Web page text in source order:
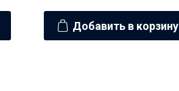
Добавить в корзину